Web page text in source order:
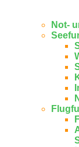
Not-